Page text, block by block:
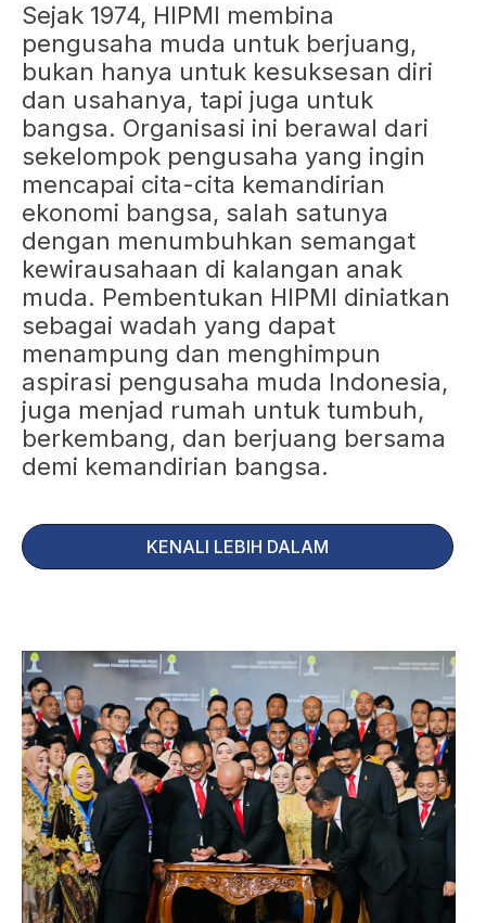
Sejak 1974, HIPMI membina
pengusaha muda untuk berjuang,
bukan hanya untuk kesuksesan diri
dan usahanya, tapi juga untuk
bangsa. Organisasi ini berawal dari
sekelompok pengusaha yang ingin
mencapai cita-cita kemandirian
ekonomi bangsa, salah satunya
dengan menumbuhkan semangat
kewirausahaan di kalangan anak
muda. Pembentukan HIPMI diniatkan
sebagai wadah yang dapat
menampung dan menghimpun
aspirasi pengusaha muda Indonesia,
juga menjad rumah untuk tumbuh,
berkembang, dan berjuang bersama
demi kemandirian bangsa.
KENALI LEBIH DALAM